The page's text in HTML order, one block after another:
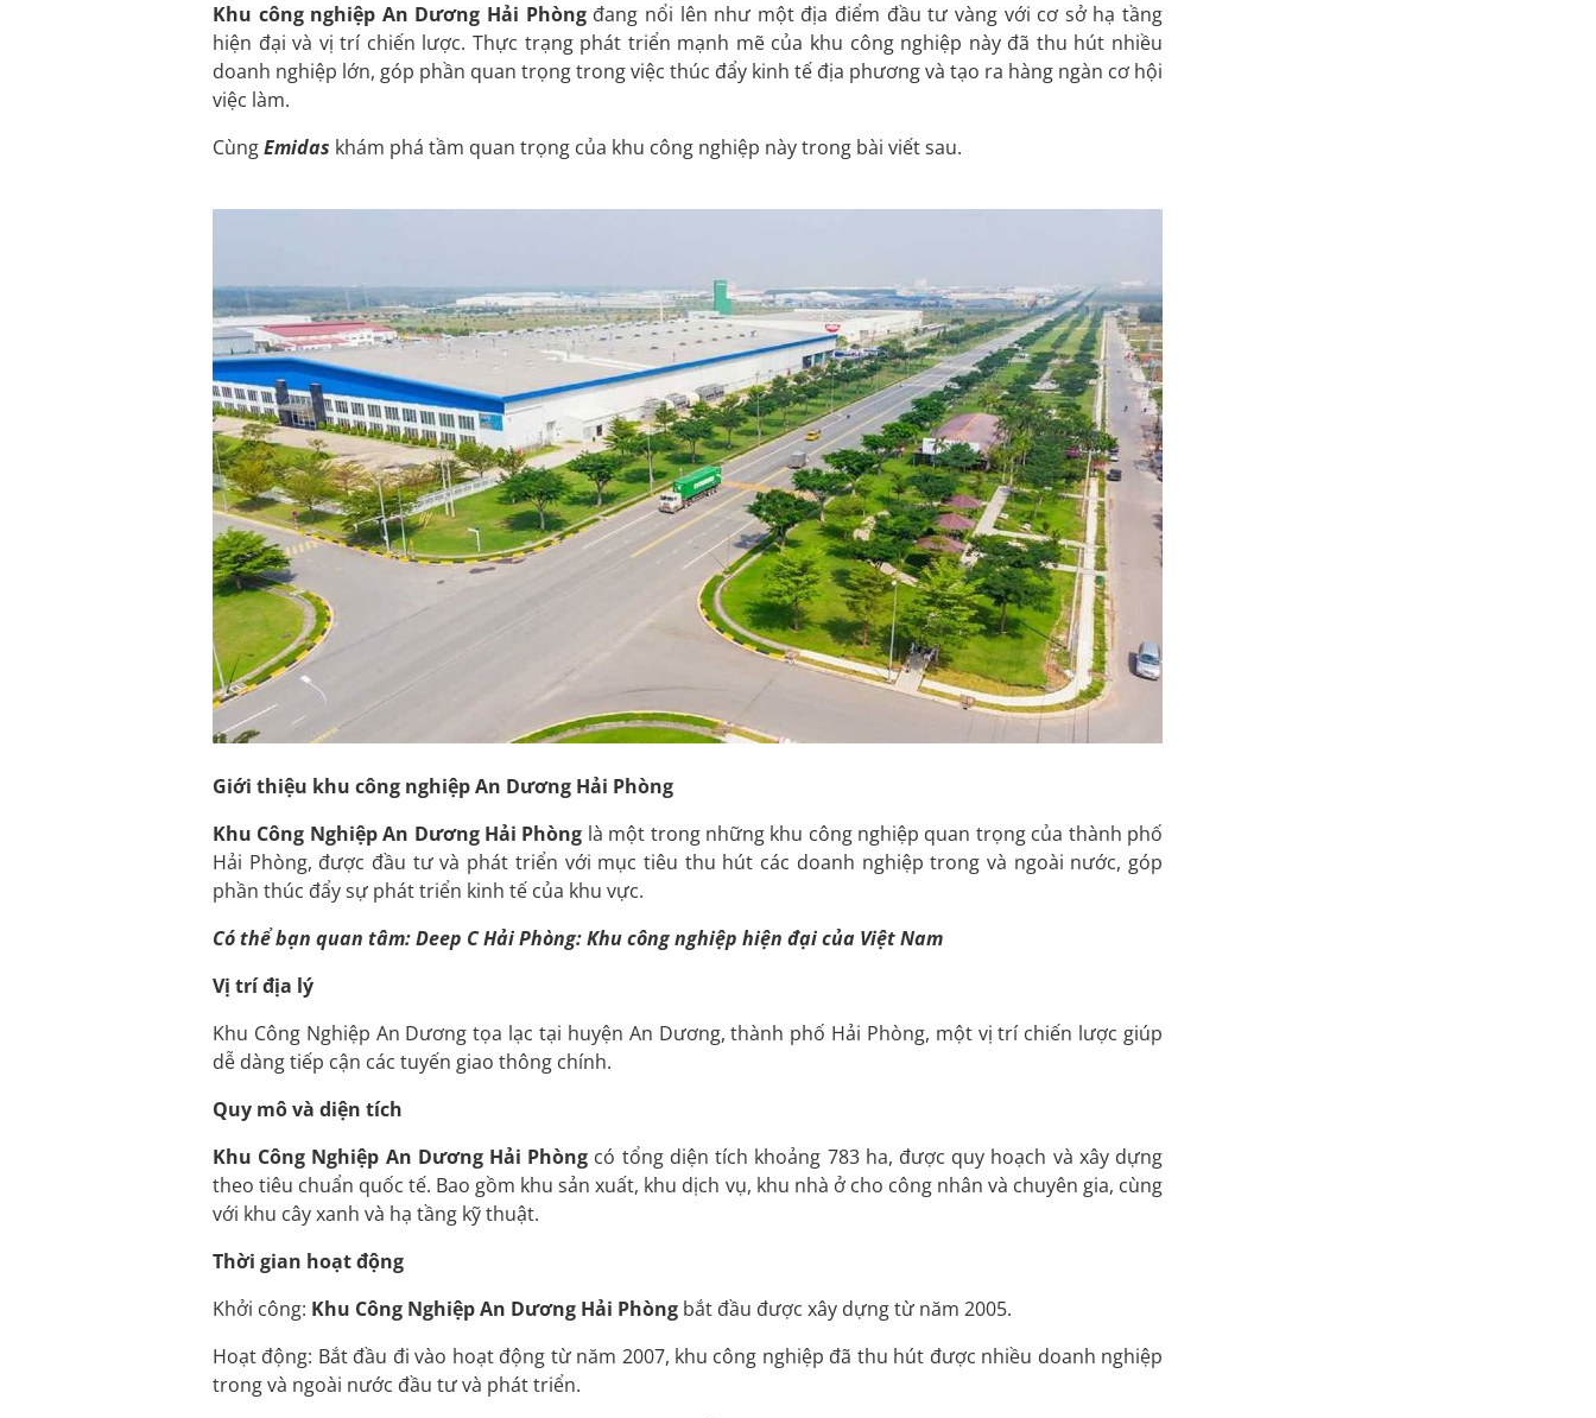
Khu công nghiệp An Dương Hải Phòngđang nổi lên như một địa điểm đầu tư vàng với cơ sở hạ tầng
hiện đại và vị trí chiến lược. Thực trạng phát triển mạnh mẽ của khu công nghiệp này đã thu hút nhiều
doanh nghiệp lớn, góp phần quan trọng trong việc thúc đẩy kinh tế địa phương và tạo ra hàng ngàn cơ hội
việc làm.
CùngEmidas khám phá tầm quan trọng của khu công nghiệp này trong bài viết sau.
Giới thiệu khu công nghiệp An Dương Hải Phòng
Khu Công Nghiệp An Dương Hải Phòng là một trong những khu công nghiệp quan trọng của thành phố
Hải Phòng, được đầu tư và phát triển với mục tiêu thu hút các doanh nghiệp trong và ngoài nước, góp
phần thúc đẩy sự phát triển kinh tế của khu vực.
Có thể bạn quan tâm:Deep C Hải Phòng: Khu công nghiệp hiện đại của Việt Nam
Vị trí địa lý
Khu Công Nghiệp An Dương tọa lạc tại huyện An Dương, thành phố Hải Phòng, một vị trí chiến lược giúp
dễ dàng tiếp cận các tuyến giao thông chính.
Quy mô và diện tích
Khu Công Nghiệp An Dương Hải Phòng có tổng diện tích khoảng 783 ha, được quy hoạch và xây dựng
theo tiêu chuẩn quốc tế. Bao gồm khu sản xuất, khu dịch vụ, khu nhà ở cho công nhân và chuyên gia, cùng
với khu cây xanh và hạ tầng kỹ thuật.
Thời gian hoạt động
Khởi công: Khu Công Nghiệp An Dương Hải Phòng bắt đầu được xây dựng từ năm 2005.
Hoạt động: Bắt đầu đi vào hoạt động từ năm 2007, khu công nghiệp đã thu hút được nhiều doanh nghiệp
trong và ngoài nước đầu tư và phát triển.